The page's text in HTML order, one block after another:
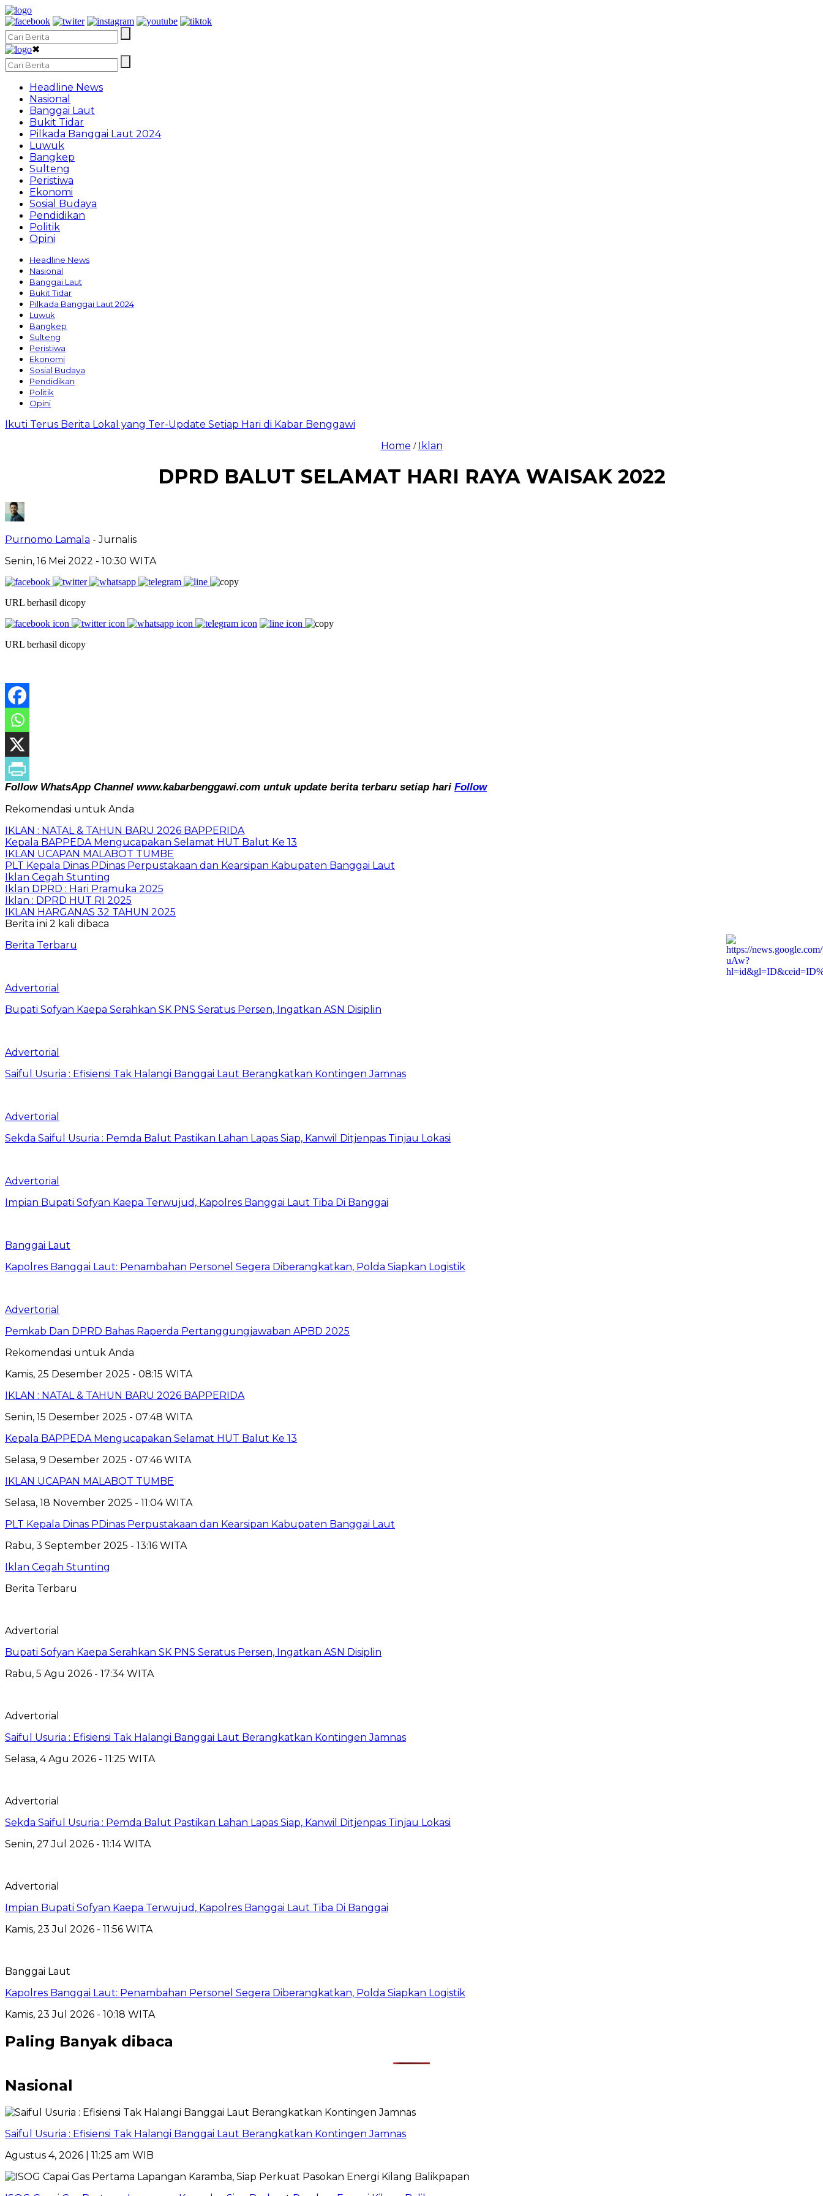
✖
Headline News
Nasional
Banggai Laut
Bukit Tidar
Pilkada Banggai Laut 2024
Luwuk
Bangkep
Sulteng
Peristiwa
Ekonomi
Sosial Budaya
Pendidikan
Politik
Opini
Headline News
Nasional
Banggai Laut
Bukit Tidar
Pilkada Banggai Laut 2024
Luwuk
Bangkep
Sulteng
Peristiwa
Ekonomi
Sosial Budaya
Pendidikan
Politik
Opini
Ikuti Terus Berita Lokal yang Ter-Update Setiap Hari di Kabar Benggawi
Home / Iklan
DPRD BALUT SELAMAT HARI RAYA WAISAK 2022
Purnomo Lamala - Jurnalis
Senin, 16 Mei 2022 - 10:30 WITA
URL berhasil dicopy
URL berhasil dicopy
Follow WhatsApp Channel www.kabarbenggawi.com untuk update berita terbaru setiap hari Follow
Rekomendasi untuk Anda
IKLAN : NATAL & TAHUN BARU 2026 BAPPERIDA
Kepala BAPPEDA Mengucapakan Selamat HUT Balut Ke 13
IKLAN UCAPAN MALABOT TUMBE
PLT Kepala Dinas PDinas Perpustakaan dan Kearsipan Kabupaten Banggai Laut
Iklan Cegah Stunting
Iklan DPRD : Hari Pramuka 2025
Iklan : DPRD HUT RI 2025
IKLAN HARGANAS 32 TAHUN 2025
Berita ini 2 kali dibaca
Berita Terbaru
Advertorial
Bupati Sofyan Kaepa Serahkan SK PNS Seratus Persen, Ingatkan ASN Disiplin
Advertorial
Saiful Usuria : Efisiensi Tak Halangi Banggai Laut Berangkatkan Kontingen Jamnas
Advertorial
Sekda Saiful Usuria : Pemda Balut Pastikan Lahan Lapas Siap, Kanwil Ditjenpas Tinjau Lokasi
Advertorial
Impian Bupati Sofyan Kaepa Terwujud, Kapolres Banggai Laut Tiba Di Banggai
Banggai Laut
Kapolres Banggai Laut: Penambahan Personel Segera Diberangkatkan, Polda Siapkan Logistik
Advertorial
Pemkab Dan DPRD Bahas Raperda Pertanggungjawaban APBD 2025
Rekomendasi untuk Anda
Kamis, 25 Desember 2025 - 08:15 WITA
IKLAN : NATAL & TAHUN BARU 2026 BAPPERIDA
Senin, 15 Desember 2025 - 07:48 WITA
Kepala BAPPEDA Mengucapakan Selamat HUT Balut Ke 13
Selasa, 9 Desember 2025 - 07:46 WITA
IKLAN UCAPAN MALABOT TUMBE
Selasa, 18 November 2025 - 11:04 WITA
PLT Kepala Dinas PDinas Perpustakaan dan Kearsipan Kabupaten Banggai Laut
Rabu, 3 September 2025 - 13:16 WITA
Iklan Cegah Stunting
Berita Terbaru
Advertorial
Bupati Sofyan Kaepa Serahkan SK PNS Seratus Persen, Ingatkan ASN Disiplin
Rabu, 5 Agu 2026 - 17:34 WITA
Advertorial
Saiful Usuria : Efisiensi Tak Halangi Banggai Laut Berangkatkan Kontingen Jamnas
Selasa, 4 Agu 2026 - 11:25 WITA
Advertorial
Sekda Saiful Usuria : Pemda Balut Pastikan Lahan Lapas Siap, Kanwil Ditjenpas Tinjau Lokasi
Senin, 27 Jul 2026 - 11:14 WITA
Advertorial
Impian Bupati Sofyan Kaepa Terwujud, Kapolres Banggai Laut Tiba Di Banggai
Kamis, 23 Jul 2026 - 11:56 WITA
Banggai Laut
Kapolres Banggai Laut: Penambahan Personel Segera Diberangkatkan, Polda Siapkan Logistik
Kamis, 23 Jul 2026 - 10:18 WITA
Paling Banyak dibaca
Nasional
Saiful Usuria : Efisiensi Tak Halangi Banggai Laut Berangkatkan Kontingen Jamnas
Agustus 4, 2026 | 11:25 am WIB